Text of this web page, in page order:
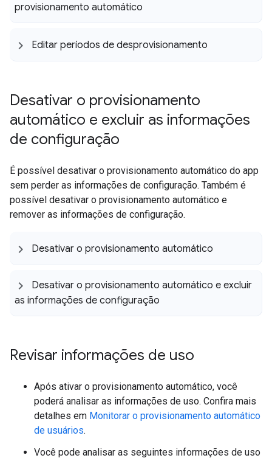
provisionamento automático
Editar períodos de desprovisionamento
Desativar o provisionamento
automático e excluir as informações
de configuração
É possível desativar o provisionamento automático do app
sem perder as informações de configuração. Também é
possível desativar o provisionamento automático e
remover as informações de configuração.
Desativar o provisionamento automático
Desativar o provisionamento automático e excluir
as informações de configuração
Revisar informações de uso
Após ativar o provisionamento automático, você
poderá analisar as informações de uso. Confira mais
detalhes em Monitorar o provisionamento automático
de usuários.
Você pode analisar as seguintes informações de uso